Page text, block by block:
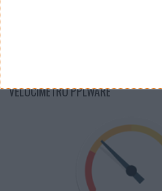
VELOCÍMETRO PPLWARE